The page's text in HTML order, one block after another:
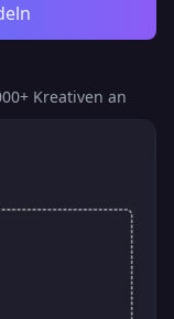
Kreativen an